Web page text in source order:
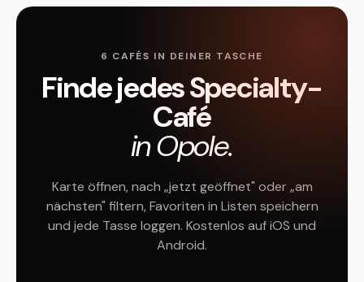
6 CAFÉS IN DEINER TASCHE
Finde jedes Specialty-
Café
in Opole.
Karte öffnen, nach „jetzt geöffnet" oder „am
nächsten" filtern, Favoriten in Listen speichern
und jede Tasse loggen. Kostenlos auf iOS und
Android.